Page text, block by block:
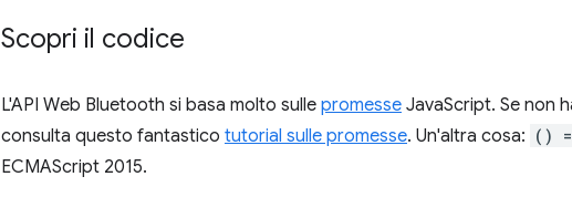
Scopri il codice
L'API Web Bluetooth si basa molto sulle promesse JavaScript. Se non
consulta questo fantastico tutorial sulle promesse. Un'altra cosa: ()
ECMAScript 2015.